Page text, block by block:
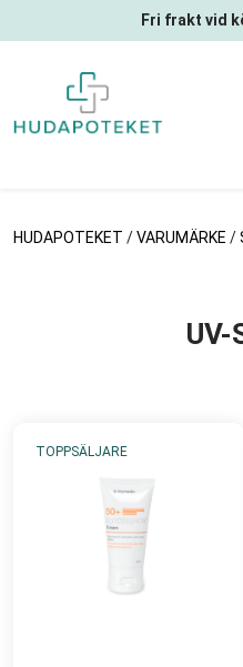
Fri frakt vid
HUDAPOTEKET /VARUMÄRKE /
UV-
TOPPSÄLJARE